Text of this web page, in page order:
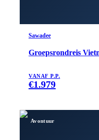
Sawadee
Groepsrondreis
VANAF P.P.
€1.979
Avontuur